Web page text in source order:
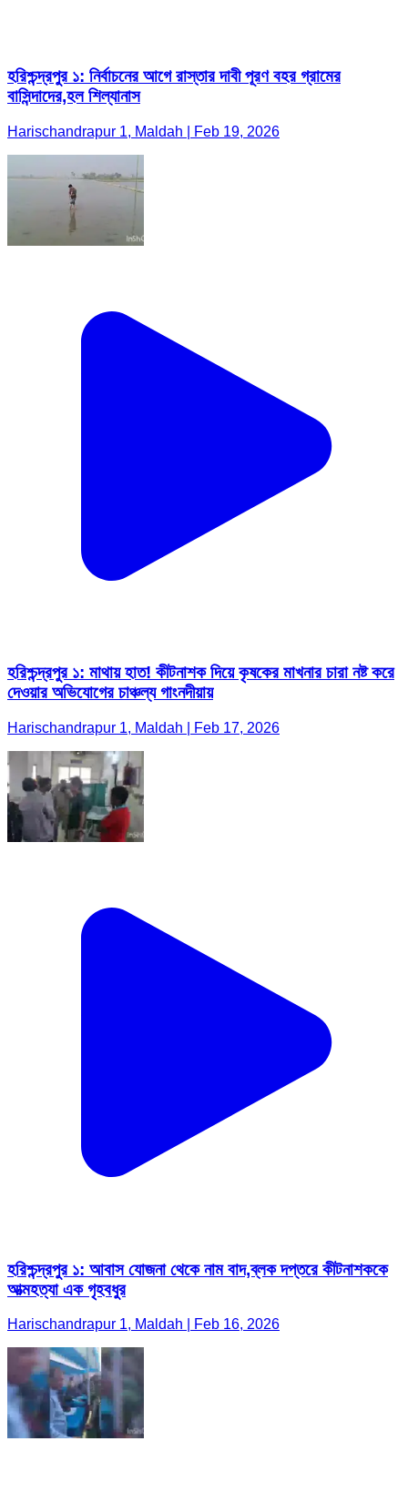
হরিশ্চন্দ্রপুর ১: নির্বাচনের আগে রাস্তার দাবী পূরণ বহর গ্রামের
বাসিন্দাদের,হল শিল্যানাস
Harischandrapur 1, Maldah | Feb 19, 2026
হরিশ্চন্দ্রপুর ১: মাথায় হাত! কীটনাশক দিয়ে কৃষকের মাখনার চারা নষ্ট করে
দেওয়ার অভিযোগের চাঞ্চল্য গাংনদীয়ায়
Harischandrapur 1, Maldah | Feb 17, 2026
হরিশ্চন্দ্রপুর ১: আবাস যোজনা থেকে নাম বাদ,ব্লক দপ্তরে কীটনাশককে
আত্মহত্যা এক গৃহবধুর
Harischandrapur 1, Maldah | Feb 16, 2026